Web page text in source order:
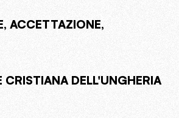
ACCETTAZIONE,
CRISTIANA DELL'UNGHERIA